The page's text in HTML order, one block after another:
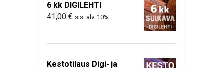
6 kk DIGILEHTI
41,00 € sis. alv. 10%
Kestotilaus Digi- ja